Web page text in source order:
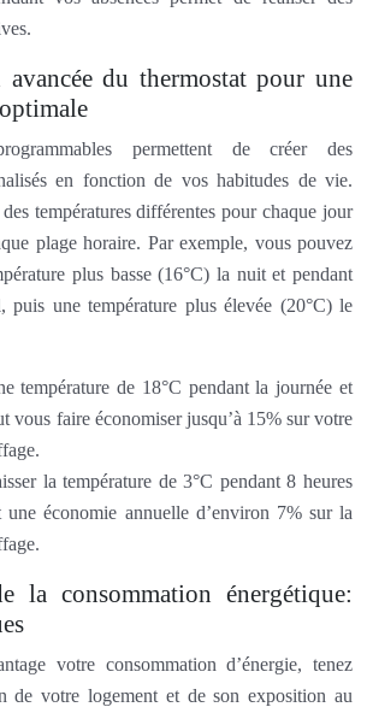
avancée du thermostat pour une
permettent de créer des
en fonction de vos habitudes de vie.
températures différentes pour chaque jour
plage horaire. Par exemple, vous pouvez
plus basse (16°C) la nuit et pendant
puis une température plus élevée (20°C) le
température de 18°C pendant la journée et
vous faire économiser jusqu’à 15% sur votre
la température de 3°C pendant 8 heures
une économie annuelle d’environ 7% sur la
la consommation énergétique:
votre consommation d’énergie, tenez
de votre logement et de son exposition au